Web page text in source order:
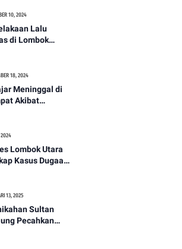
Dayan
10, 2024
Lalu
di Lombok
18, 2024
Meninggal di
Akibat
-PENANTB
Lombok Utara
Kasus Dugaan
Diri
13, 2025
Sultan
Pecahkan